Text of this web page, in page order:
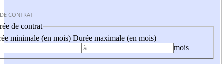
CONTRAT
de contrat
minimale (en mois) Durée maximale (en mois)
mois